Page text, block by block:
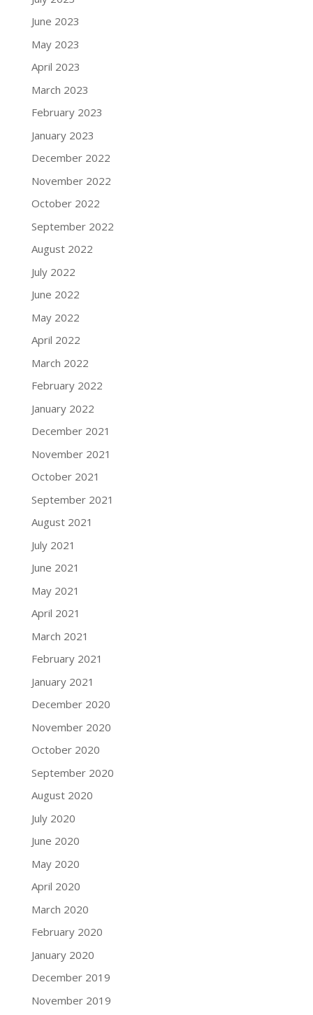
June 2023
May 2023
April 2023
March 2023
February 2023
January 2023
December 2022
November 2022
October 2022
September 2022
August 2022
July 2022
June 2022
May 2022
April 2022
March 2022
February 2022
January 2022
December 2021
November 2021
October 2021
September 2021
August 2021
July 2021
June 2021
May 2021
April 2021
March 2021
February 2021
January 2021
December 2020
November 2020
October 2020
September 2020
August 2020
July 2020
June 2020
May 2020
April 2020
March 2020
February 2020
January 2020
December 2019
November 2019